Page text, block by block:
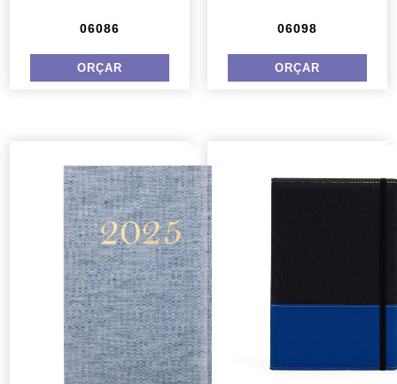
06086 06098